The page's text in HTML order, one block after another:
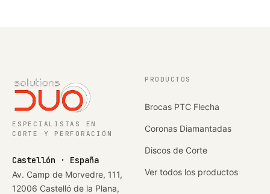
ESPECIALISTAS EN
CORTE Y PERFORACIÓN
Castellón · España
Av. Camp de Morvedre, 111,
12006 Castelló de la Plana,
PRODUCTOS
Brocas PTC Flecha
Coronas Diamantadas
Discos de Corte
Ver todos los productos